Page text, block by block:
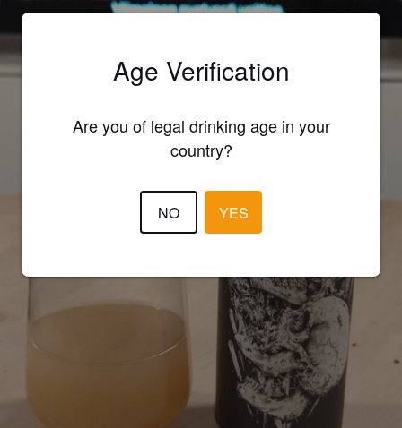
Age Verification
Are you of legal drinking age in your
country?
NO YES